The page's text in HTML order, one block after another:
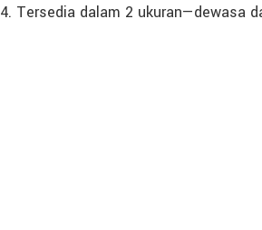
4. Tersedia dalam 2 ukuran—dewasa